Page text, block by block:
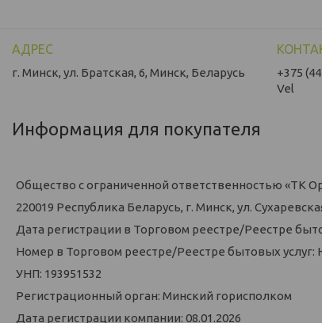
г. Минск, ул. Братская, 6, Минск, Беларусь
+375
Vel
Информация для покупателя
Общество с ограниченной ответственностью «ТК
220019 Республика Беларусь, г. Минск, ул.
Дата регистрации в Торговом реестре/Реестре
Номер в Торговом реестре/Реестре бытовых
УНП: 193951532
Регистрационный орган: Минский горисполком
Дата регистрации компании: 08.01.2026